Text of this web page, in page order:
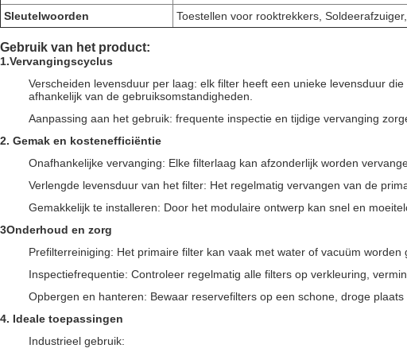
Sleutelwoorden
Toestellen voor rooktrekkers ,
Gebruik van het product:
1.Vervangingscyclus
Verscheiden levensduur per laag: elk filter heeft een unieke levensduur
afhankelijk van de gebruiksomstandigheden.
Aanpassing aan het gebruik: frequente inspectie en tijdige vervanging
2. Gemak en kostenefficiëntie
Onafhankelijke vervanging: Elke filterlaag kan afzonderlijk worden
Verlengde levensduur van het filter: Het regelmatig vervangen van de
Gemakkelijk te installeren: Door het modulaire ontwerp kan snel en
3Onderhoud en zorg
Prefilterreiniging: Het primaire filter kan vaak met water of vacuüm worden
Inspectiefrequentie: Controleer regelmatig alle filters op verkleuring,
Opbergen en hanteren: Bewaar reservefilters op een schone, droge
4. Ideale toepassingen
Industrieel gebruik: